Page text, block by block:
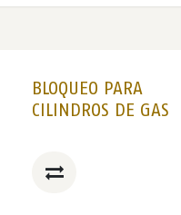
BLOQUEO PARA
CILINDROS DE GAS